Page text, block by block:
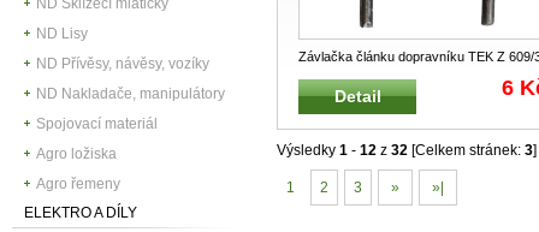
ND Lisy
ND Přívěsy, návěsy, vozíky
ND Nakladače, manipulátory
Spojovací materiál
Agro ložiska
Agro řemeny
ELEKTRO A DÍLY
Závlačka článku dopravníku TEK Z 609/
Závlačka dopravníku vyorávacíh
Detail 6
Výsledky 1 - 12 z 32 [Celkem stránek: 3]
1 2 3 » »|